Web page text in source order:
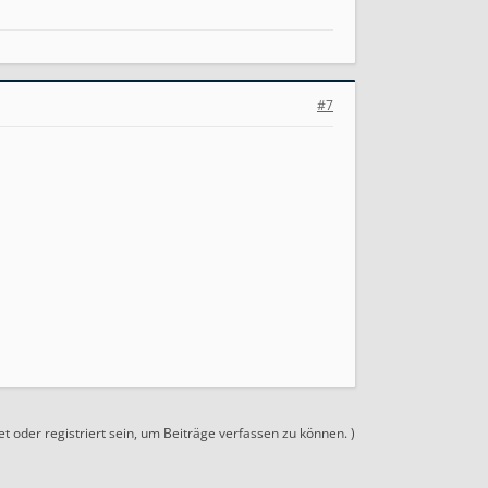
#7
oder registriert sein, um Beiträge verfassen zu können. )